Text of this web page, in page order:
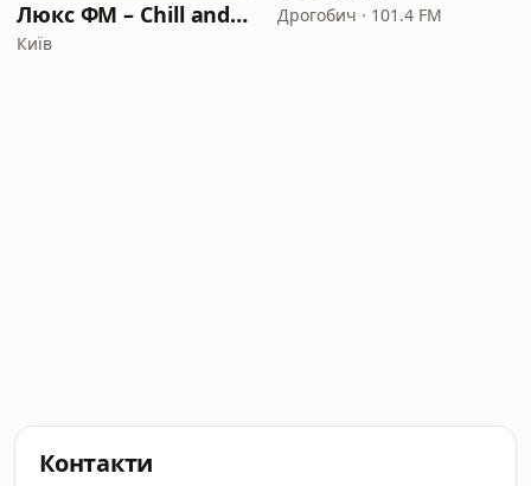
Люкс ФМ – Chill and Relax
Київ
Дрогобич · 101.4 FM
Контакти